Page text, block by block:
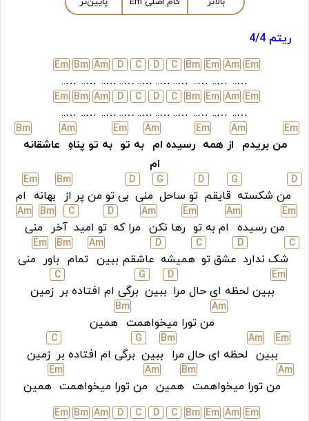
ریتم 4/4
Em
…..
Am
…..
Em
…..
Bm
…..
C
…..
D
…..
C
…..
D
…..
Am
…..
Bm
…..
Em
Em
…..
Am
…..
Em
…..
Bm
…..
C
…..
D
…..
C
…..
D
…..
Am
…..
Bm
…..
Em
Em
من بریدم
Am
از همه
Em
رسیده ام
Am
به تو
Em
به تو پناهِ
Am
عاشقانه
Bm
ام
D
من شکسته
G
قایقم
D
تو ساحل
G
منی
D
بی تو من پر از
Bm
بهانه
Em
ام
Em
من رسیده
Am
ام به تو
Em
رها نکن
Am
مرا که
D
تو امید
C
آخر
Bm
منی
Am
C
شک ندارد
D
عشق تو
C
همیشه
D
عاشقم ببین
Am
تمام
Bm
باور
Em
منی
Em
ببین لحظه ای حال مرا
D
ببین
G
برگی ام افتاده بر
C
زمین
Am
من تورا میخواهمت
Bm
همین
Em
ببین
Am
لحظه ای حال مرا
Bm
ببین
G
برگی ام افتاده بر
C
زمین
Am
من تورا میخواهمت
Bm
همین
Am
من تورا میخواهمت
Em
همین
Em
Am
Em
Bm
C
D
C
D
Am
Bm
Em